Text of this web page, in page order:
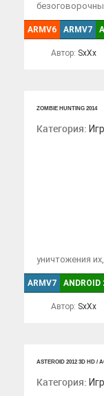
ARMV6 ARMV7
Автор: SxXx
ZOMBIE HUNTING 2014
Категория:
уничтожения
ARMV7 ANDROID
Автор: SxXx
ASTEROID 2012 3D HD /
Категория: